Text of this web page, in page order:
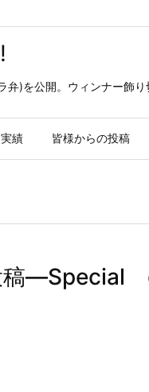
)を公開。ウィンナー飾
績 皆様からの投稿
稿